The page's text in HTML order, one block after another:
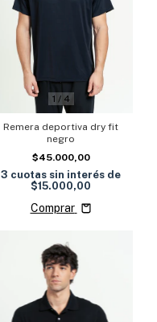
1 / 4
Remera deportiva dry fit
negro
$45.000,00
3 cuotas sin interés de
$15.000,00
Comprar